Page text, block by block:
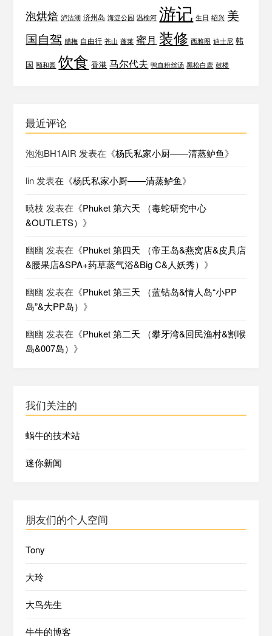
泡烘焙 泸沽湖 济州岛 海淀公园 温榆河 游记 生日 绍兴 美
国自驾 腊梅 自由行 苍山 蓬莱 蜜月 装修 西雅图 迪士尼 韩
国 颐和园 饮食 香港 马尔代夫 鸭血粉丝汤 黑松白鹿 鼓楼
最近评论
泡泡BH1AIR 发表在《杨氏私家小厨——清蒸鲈鱼》
lin发表在《杨氏私家小厨——清蒸鲈鱼》
暁枝 发表在《Phuket 第六天 （毒蛇研究中心
&OUTLETS） 》
幽幽 发表在《Phuket 第四天 （帝王岛&燕窝店&皮具店
&腰果店&SPA+药草蒸气浴&Big C&人妖秀） 》
幽幽 发表在《Phuket 第三天 （蓝钻岛&情人岛“小PP
岛”&大PP岛） 》
幽幽 发表在《Phuket 第二天 （攀牙湾&回民渔村&割喉
岛&007岛） 》
我们关注的
蜗牛的技术站
迷你新闻
朋友们的个人空间
Tony
大玲
大鸟先生
牛牛的博客